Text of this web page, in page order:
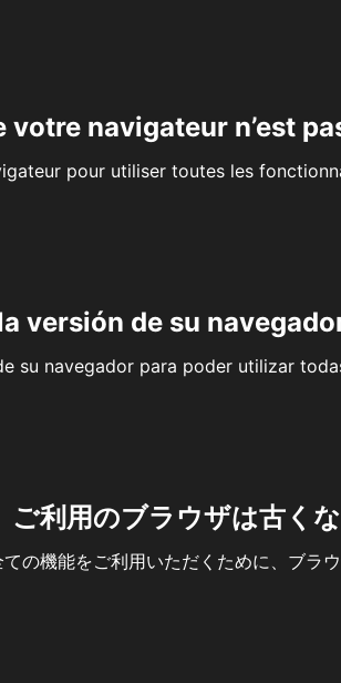
votre navigateur n’est
pour utiliser toutes les
versión de su
su navegador para poder utilizar
ご利用のブラウザは古く
の機能をご利用いただくために、ブラ